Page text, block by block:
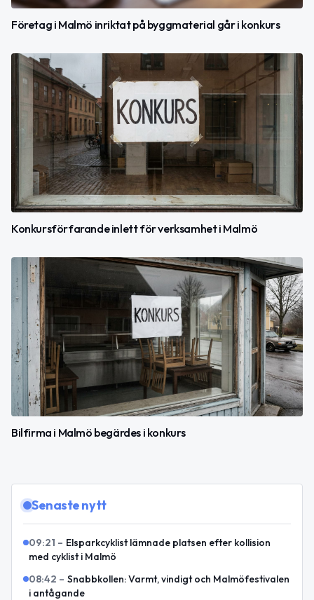
Företag i Malmö inriktat på byggmaterial går i konkurs
Konkursförfarande inlett för verksamhet i Malmö
Bilfirma i Malmö begärdes i konkurs
Senaste nytt
09:21 – Elsparkcyklist lämnade platsen efter kollision
med cyklist i Malmö
08:42 – Snabbkollen: Varmt, vindigt och Malmöfestivalen
i antågande